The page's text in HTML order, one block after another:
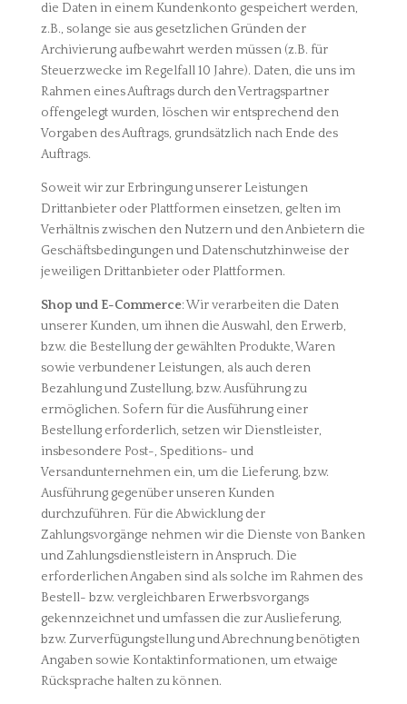
die Daten in einem Kundenkonto gespeichert werden,
z.B., solange sie aus gesetzlichen Gründen der
Archivierung aufbewahrt werden müssen (z.B. für
Steuerzwecke im Regelfall 10 Jahre). Daten, die uns im
Rahmen eines Auftrags durch den Vertragspartner
offengelegt wurden, löschen wir entsprechend den
Vorgaben des Auftrags, grundsätzlich nach Ende des
Auftrags.
Soweit wir zur Erbringung unserer Leistungen
Drittanbieter oder Plattformen einsetzen, gelten im
Verhältnis zwischen den Nutzern und den Anbietern die
Geschäftsbedingungen und Datenschutzhinweise der
jeweiligen Drittanbieter oder Plattformen.
Shop und E-Commerce: Wir verarbeiten die Daten
unserer Kunden, um ihnen die Auswahl, den Erwerb,
bzw. die Bestellung der gewählten Produkte, Waren
sowie verbundener Leistungen, als auch deren
Bezahlung und Zustellung, bzw. Ausführung zu
ermöglichen. Sofern für die Ausführung einer
Bestellung erforderlich, setzen wir Dienstleister,
insbesondere Post-, Speditions- und
Versandunternehmen ein, um die Lieferung, bzw.
Ausführung gegenüber unseren Kunden
durchzuführen. Für die Abwicklung der
Zahlungsvorgänge nehmen wir die Dienste von Banken
und Zahlungsdienstleistern in Anspruch. Die
erforderlichen Angaben sind als solche im Rahmen des
Bestell- bzw. vergleichbaren Erwerbsvorgangs
gekennzeichnet und umfassen die zur Auslieferung,
bzw. Zurverfügungstellung und Abrechnung benötigten
Angaben sowie Kontaktinformationen, um etwaige
Rücksprache halten zu können.